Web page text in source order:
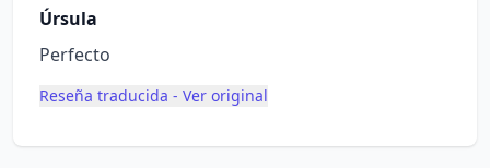
Úrsula
Perfecto
Reseña traducida - Ver original